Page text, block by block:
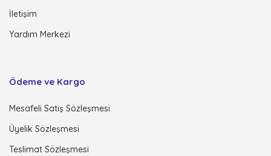
İletişim
Yardım Merkezi
Ödeme ve Kargo
Mesafeli Satış Sözleşmesi
Üyelik Sözleşmesi
Teslimat Sözleşmesi